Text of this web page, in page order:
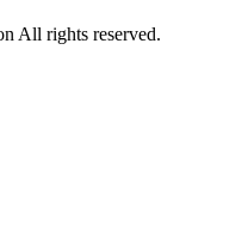
All rights reserved.